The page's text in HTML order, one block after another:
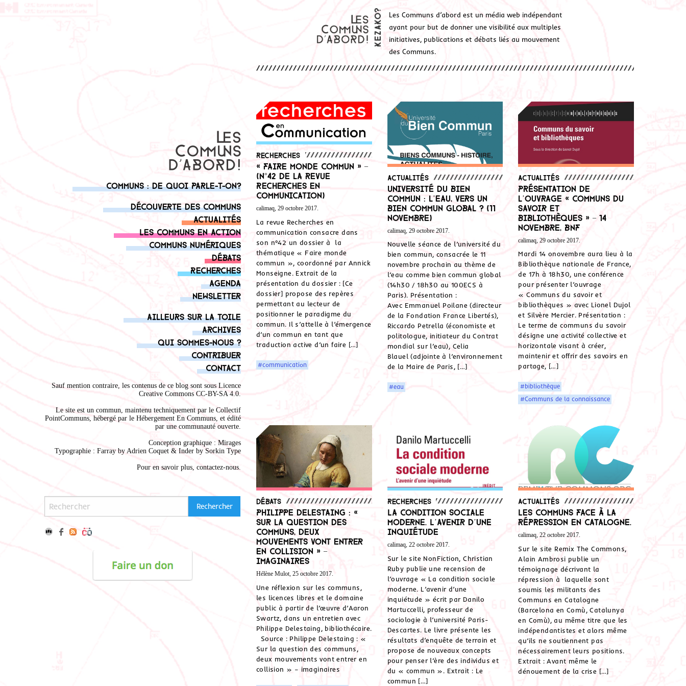
Les Communs d’abord est un média web indépendant
ayant pour but de donner une visibilité aux multiples
initiatives, publications et débats liés au mouvement
des Communs.
Communs : de quoi parle-t-on?
Découverte des communs
Actualités
Les communs en action
Communs numériques
Débats
Recherches
Agenda
Newsletter
Ailleurs sur la toile
Archives
Qui sommes-nous ?
Contribuer
Contact
Sauf mention contraire, les contenus de ce blog sont sous Licence
Creative Commons CC-BY-SA 4.0.
Le site est un commun, maintenu techniquement par le Collectif
PointCommuns, hébergé par le Hébergement En Communs, et édité
par une communauté ouverte.
Conception graphique : Mirages
Typographie : Farray by Adrien Coquet & Inder by Sorkin Type
Pour en savoir plus, contactez-nous.
Recherches
« Faire monde commun » –
(n°42 de la revue
Recherches en
communication)
calimaq, 29 octobre 2017.
La revue Recherches en
communication consacre dans
son n°42 un dossier à la
thématique « Faire monde
commun », coordonné par Annick
Monseigne. Extrait de la
présentation du dossier : [Ce
dossier] propose des repères
permettant au lecteur de
positionner le paradigme du
commun. Il s’attelle à l’émergence
d’un commun en tant que
traduction active d’un faire […]
#communication
Actualités
Université du bien
commun : l’eau, vers un
bien commun global ? (11
novembre)
calimaq, 29 octobre 2017.
Nouvelle séance de l’université du
bien commun, consacrée le 11
novembre prochain au thème de
l’eau comme bien commun global
(14h30 / 18h30 au 100ECS à
Paris). Présentation :
Avec Emmanuel Poilane (directeur
de la Fondation France Libertés),
Riccardo Petrella (économiste et
politologue, initiateur du Contrat
mondial sur l’eau), Celia
Blauel (adjointe à l’environnement
de la Maire de Paris, […]
#eau
Actualités
Présentation de
l’ouvrage « Communs du
savoir et
bibliothèques » – 14
novembre, BnF
calimaq, 29 octobre 2017.
Mardi 14 onovembre aura lieu à la
Bibliothèque nationale de France,
de 17h à 18h30, une conférence
pour présenter l’ouvrage
« Communs du savoir et
bibliothèques » avec Lionel Dujol
et Silvère Mercier. Présentation :
Le terme de communs du savoir
désigne une activité collective et
horizontale visant à créer,
maintenir et offrir des savoirs en
partage, […]
#bibliothèque
#Communs de la connaissance
Débats
Philippe Delestaing : «
Sur la question des
communs, deux
mouvements vont entrer
en collision » –
imaginaires
Hélène Mulot, 25 octobre 2017.
Une réflexion sur les communs,
les licences libres et le domaine
public à partir de l’œuvre d’Aaron
Swartz, dans un entretien avec
Philippe Delestaing, bibliothécaire.
Source : Philippe Delestaing : «
Sur la question des communs,
deux mouvements vont entrer en
collision » – imaginaires
Recherches
La condition sociale
moderne. L’avenir d’une
inquiétude
calimaq, 22 octobre 2017.
Sur le site NonFiction, Christian
Ruby publie une recension de
l’ouvrage « La condition sociale
moderne. L’avenir d’une
inquiétude » écrit par Danilo
Martuccelli, professeur de
sociologie à l’université Paris-
Descartes. Le livre présente les
résultats d’enquête de terrain et
propose de nouveaux concepts
pour penser l’ère des individus et
du « commun ». Extrait : Le
commun […]
Actualités
Les Communs face à la
répression en Catalogne.
calimaq, 22 octobre 2017.
Sur le site Remix The Commons,
Alain Ambrosi publie un
témoignage décrivant la
répression à laquelle sont
soumis les militants des
Communs en Catalogne
(Barcelona en Comù, Catalunya
en Comù), au même titre que les
indépendantistes et alors même
qu’ils ne soutiennent pas
nécessairement leurs positions.
Extrait : Avant même le
dénouement de la crise […]